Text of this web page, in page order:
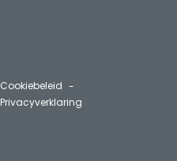
Cookiebeleid
Privacyverklaring